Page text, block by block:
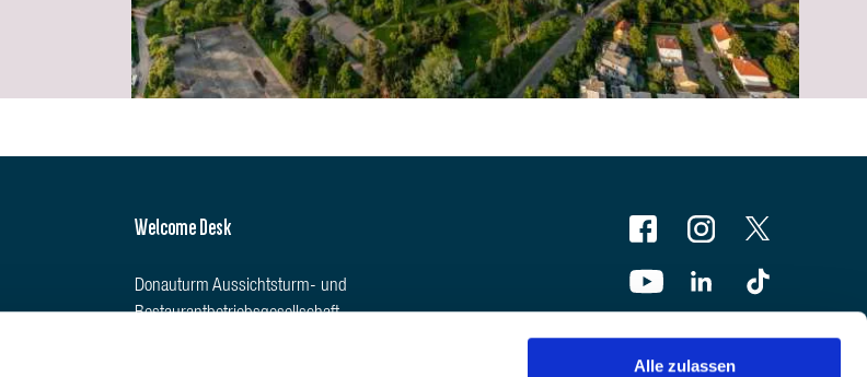
Alle zulassen
Welcome Desk
Donauturm Aussichtsturm- und
Restaurantbetriebsgesellschaft